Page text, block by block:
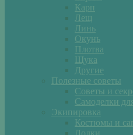
Карп
Лещ
Линь
Окунь
Плотва
Щука
Другие
Полезные советы
Советы и
Самоделки
Экипировка
Костюмы и
Лодки